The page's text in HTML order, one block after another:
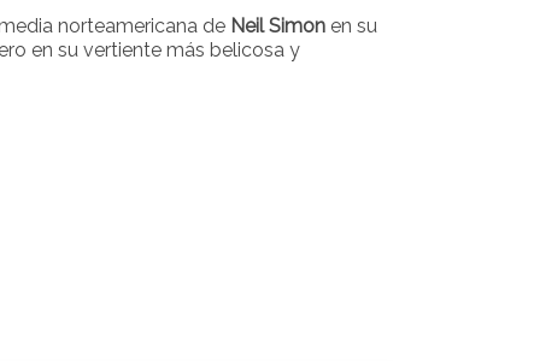
norteamericana de Neil Simonen su
en su vertiente más belicosa y